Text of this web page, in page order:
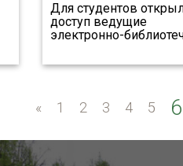
Для студентов
доступ ведущие
электронно-
« 1 2 3 4 5 6